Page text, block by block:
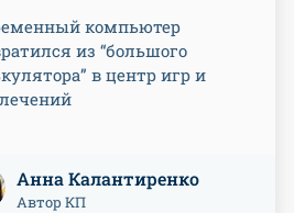
компьютер
из “большого
в центр игр и
Анна Калантиренко
Автор КП